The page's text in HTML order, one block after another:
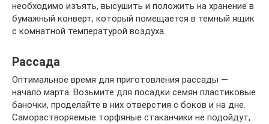
необходимо изъять, высушить и положить на хранение в
бумажный конверт, который помещается в темный ящик
с комнатной температурой воздуха.
Рассада
Оптимальное время для приготовления рассады —
начало марта. Возьмите для посадки семян пластиковые
баночки, проделайте в них отверстия с боков и на дне.
Саморастворяемые торфяные стаканчики не подойдут,